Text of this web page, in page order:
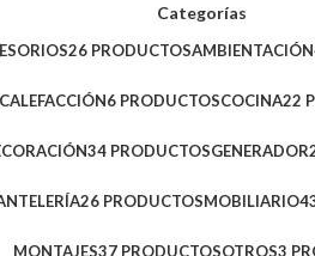
Categorías
26 PRODUCTOSAMBIENTACIÓN
CALEFACCIÓN6 PRODUCTOSCOCINA22
34 PRODUCTOSGENERADOR
26 PRODUCTOSMOBILIARIO
MONTAJES37 PRODUCTOSOTROS3